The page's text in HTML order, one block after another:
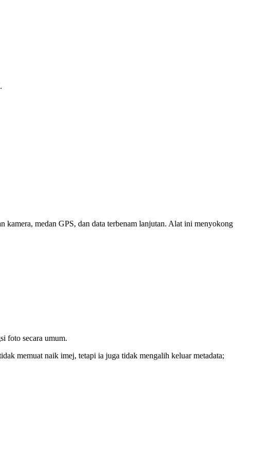
kamera, medan GPS, dan data terbenam lanjutan. Alat ini menyokong
foto secara umum.
memuat naik imej, tetapi ia juga tidak mengalih keluar metadata;